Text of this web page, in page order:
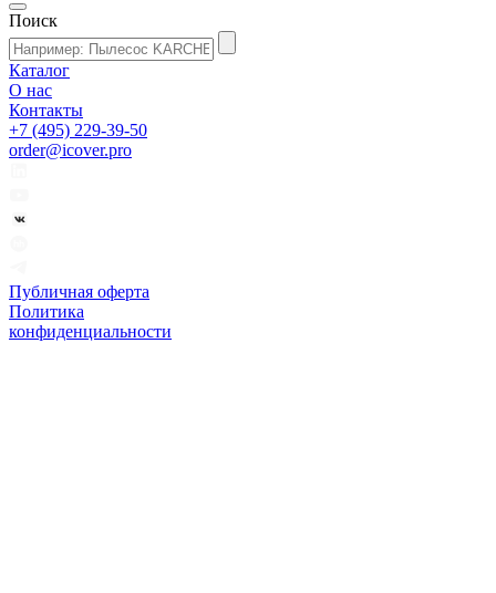
Поиск
Каталог
О нас
Контакты
+7 (495) 229-39-50
order@icover.pro
Публичная оферта
Политика
конфиденциальности